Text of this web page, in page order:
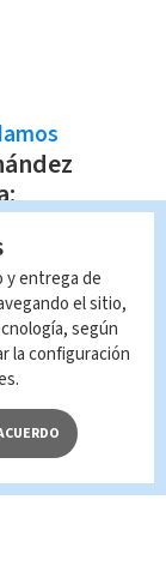
buen
y entrega de
el sitio,
según
la configuración